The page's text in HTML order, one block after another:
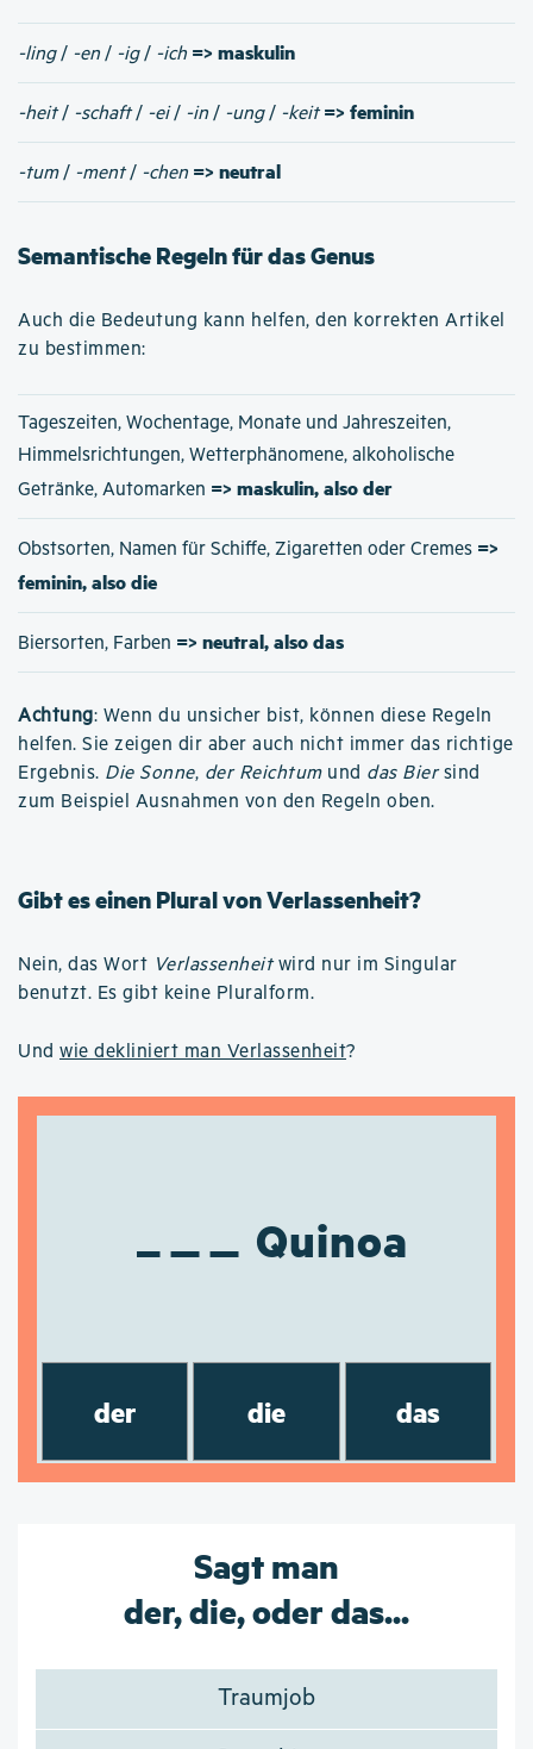
-ling/ -en / -ig/ -ich => maskulin
-heit/ -schaft/ -ei/ -in / -ung/ -keit => feminin
-tum/ -ment/ -chen => neutral
Semantische Regeln für das Genus
Auch die Bedeutung kann helfen, den korrekten Artikel
zu bestimmen:
Tageszeiten, Wochentage, Monate und Jahreszeiten,
Himmelsrichtungen, Wetterphänomene, alkoholische
Getränke, Automarken => maskulin, also der
Obstsorten, Namen für Schiffe, Zigaretten oder Cremes =>
feminin, also die
Biersorten, Farben => neutral, also das
Achtung: Wenn du unsicher bist, können diese Regeln
helfen. Sie zeigen dir aber auch nicht immer das richtige
Ergebnis. Die Sonne, der Reichtumund das Biersind
zum Beispiel Ausnahmen von den Regeln oben.
Gibt es einen Plural von Verlassenheit?
Nein, das Wort Verlassenheitwird nur im Singular
benutzt. Es gibt keine Pluralform.
Und wie dekliniert man Verlassenheit?
Quinoa
der die das
Sagt man
der, die, oder das...
Traumjob